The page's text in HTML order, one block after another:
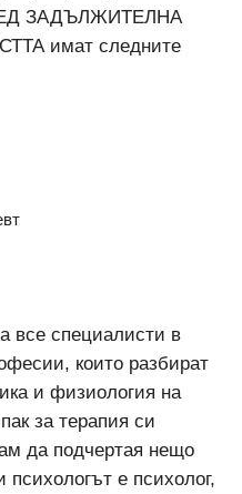
ЗАДЪЛЖИТЕЛНА
имат следните
все специалисти в
които разбират
и физиология на
за терапия си
да подчертая нещо
е психолог,